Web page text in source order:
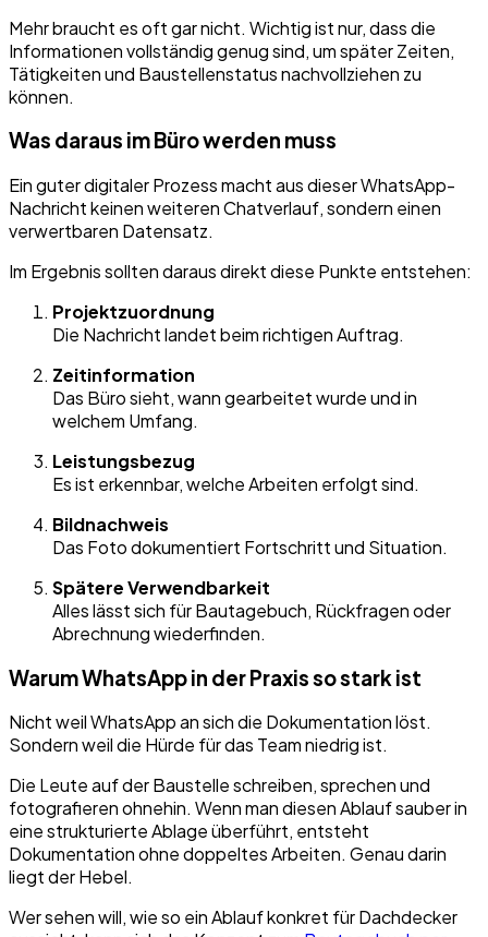
Mehr braucht es oft gar nicht. Wichtig ist nur, dass die
Informationen vollständig genug sind, um später Zeiten,
Tätigkeiten und Baustellenstatus nachvollziehen zu
können.
Was daraus im Büro werden muss
Ein guter digitaler Prozess macht aus dieser WhatsApp-
Nachricht keinen weiteren Chatverlauf, sondern einen
verwertbaren Datensatz.
Im Ergebnis sollten daraus direkt diese Punkte entstehen:
Projektzuordnung
Die Nachricht landet beim richtigen Auftrag.
Zeitinformation
Das Büro sieht, wann gearbeitet wurde und in
welchem Umfang.
Leistungsbezug
Es ist erkennbar, welche Arbeiten erfolgt sind.
Bildnachweis
Das Foto dokumentiert Fortschritt und Situation.
Spätere Verwendbarkeit
Alles lässt sich für Bautagebuch, Rückfragen oder
Abrechnung wiederfinden.
Warum WhatsApp in der Praxis so stark ist
Nicht weil WhatsApp an sich die Dokumentation löst.
Sondern weil die Hürde für das Team niedrig ist.
Die Leute auf der Baustelle schreiben, sprechen und
fotografieren ohnehin. Wenn man diesen Ablauf sauber in
eine strukturierte Ablage überführt, entsteht
Dokumentation ohne doppeltes Arbeiten. Genau darin
liegt der Hebel.
Wer sehen will, wie so ein Ablauf konkret für Dachdecker